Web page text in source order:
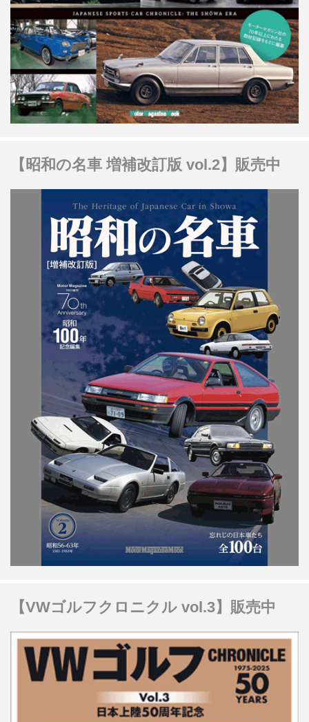
【昭和の名車 増補改訂版 vol.2】販売中
【VWゴルフクロニクル vol.3】販売中